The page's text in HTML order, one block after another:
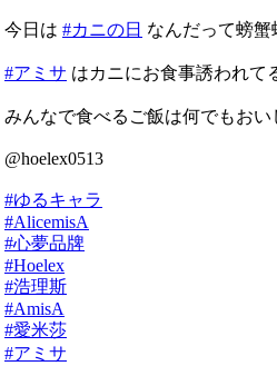
今日は #カニの日 なんだって螃蟹
#アミサ はカニにお食事誘われて
みんなで食べるご飯は何でもお
@hoelex0513
#ゆるキャラ
#AlicemisA
#心夢品牌
#Hoelex
#浩理斯
#AmisA
#愛米莎
#アミサ